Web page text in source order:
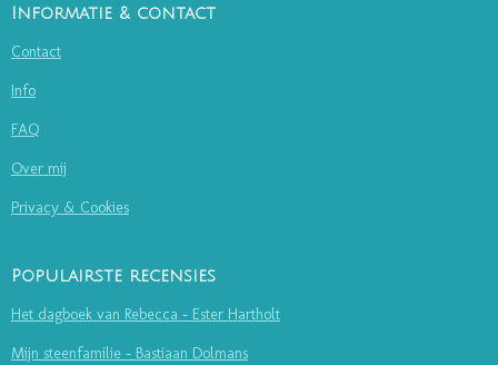
Informatie & contact
Contact
Info
FAQ
Over mij
Privacy & Cookies
Populairste recensies
Het dagboek van Rebecca - Ester Hartholt
Mijn steenfamilie - Bastiaan Dolmans